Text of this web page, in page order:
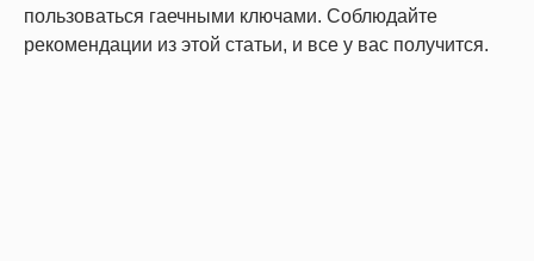
пользоваться гаечными ключами. Соблюдайте
рекомендации из этой статьи, и все у вас получится.